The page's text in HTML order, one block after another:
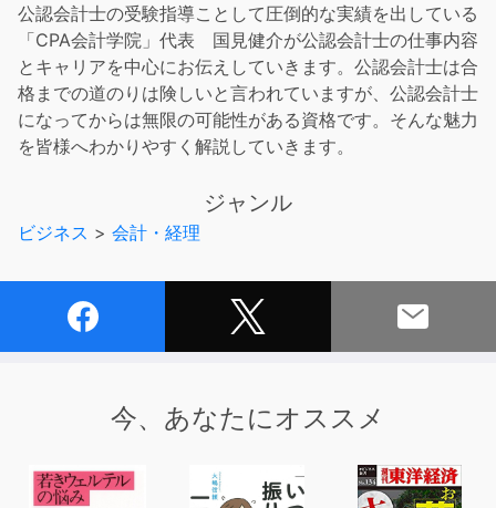
公認会計士の受験指導ことして圧倒的な実績を出している
「CPA会計学院」代表 国見健介が公認会計士の仕事内容
とキャリアを中心にお伝えしていきます。公認会計士は合
格までの道のりは険しいと言われていますが、公認会計士
になってからは無限の可能性がある資格です。そんな魅力
を皆様へわかりやすく解説していきます。
ジャンル
ビジネス > 会計・経理
今、あなたにオススメ